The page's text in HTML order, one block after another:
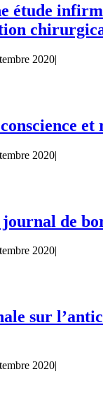
étude
2020|
2020|
de
2020|
sur
2020|